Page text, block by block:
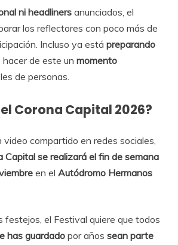
ni headliners anunciados, el
los reflectores con poco más de
Incluso ya está preparando
hacer de este un momento
de personas.
Corona Capital 2026?
video compartido en redes sociales,
Capital se realizará el fin de semana
en el Autódromo Hermanos
festejos, el Festival quiere que todos
has guardado por años sean parte